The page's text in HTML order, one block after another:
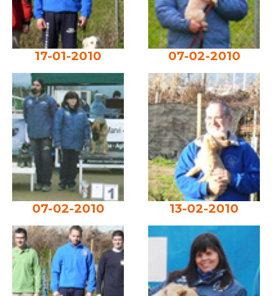
17-01-2010 07-02-2010
07-02-2010 13-02-2010